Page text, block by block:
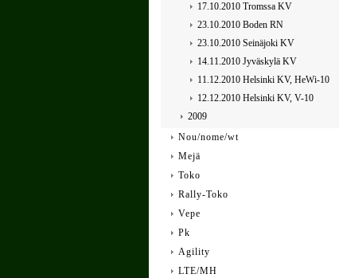
17.10.2010 Tromssa KV
23.10.2010 Boden RN
23.10.2010 Seinäjoki KV
14.11.2010 Jyväskylä KV
11.12.2010 Helsinki KV, HeWi-10
12.12.2010 Helsinki KV, V-10
2009
Nou/nome/wt
Mejä
Toko
Rally-Toko
Vepe
Pk
Agility
LTE/MH